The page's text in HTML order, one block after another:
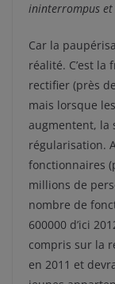
ininterrompus et
Car la
réalité. C’est
rectifier (près
mais lorsque
augmentent, la
régularisation.
fonctionnaires
millions de
nombre de
600000 d’ici
compris sur la
en 2011 et